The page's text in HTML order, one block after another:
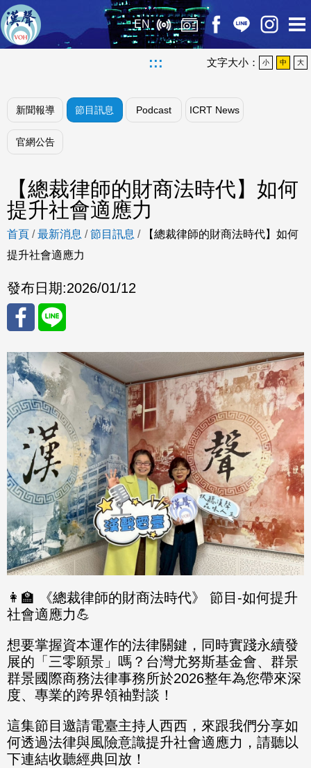
EN
::: 文字大小： 小 中 大
新聞報導 節目訊息 Podcast ICRT News
官網公告
【總裁律師的財商法時代】如何
提升社會適應力
首頁 /最新消息 /節目訊息 /
【總裁律師的財商法時代】如何
提升社會適應力
發布日期:2026/01/12
分享
至
Fac
eBo
ok
分享
至
Line
👩‍🏫 《總裁律師的財商法時代》 節目-如何提升
社會適應力💪
想要掌握資本運作的法律關鍵，同時實踐永續發
展的「三零願景」嗎？台灣尤努斯基金會、群景
群景國際商務法律事務所於2026整年為您帶來深
度、專業的跨界領袖對談！
這集節目邀請電臺主持人西西，來跟我們分享如
何透過法律與風險意識提升社會適應力，請聽以
下連結收聽經典回放！